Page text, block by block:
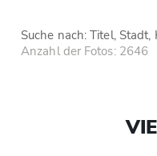
Suche nach: Titel, Stadt,
Anzahl der Fotos: 2646